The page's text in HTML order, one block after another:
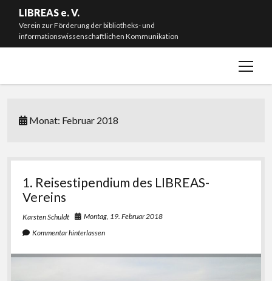
LIBREAS e. V.
Verein zur Förderung der bibliotheks- und
informationswissenschaftlichen Kommunikation
Menü
Mitmachen & Spenden
Satzung
Impressum
#L20J – Zwanzig Jahre LIBREAS. Library Ideas
instagram
blueskyemail-github
Monat: Februar 2018
1. Reisestipendium des LIBREAS-
Vereins
Karsten Schuldt
Montag, 19. Februar 2018
Kommentar hinterlassen